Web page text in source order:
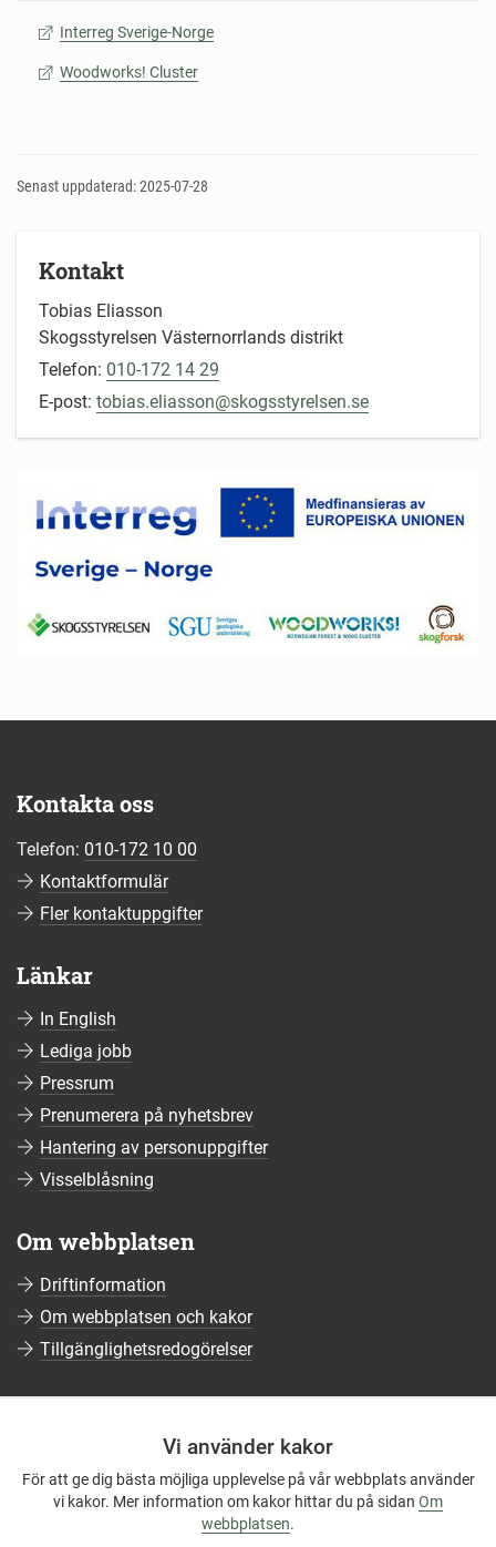
Vi använder kakor
För att ge dig bästa möjliga upplevelse på vår webbplats använder
vi kakor. Mer information om kakor hittar du på sidan Om
webbplatsen.
Interreg Sverige-Norge
Woodworks! Cluster
Senast uppdaterad: 2025-07-28
Kontakt
Tobias Eliasson
Skogsstyrelsen Västernorrlands distrikt
Telefon: 010-172 14 29
E-post: tobias.eliasson@skogsstyrelsen.se
Kontakta oss
Telefon: 010-172 10 00
Kontaktformulär
Fler kontaktuppgifter
Länkar
In English
Lediga jobb
Pressrum
Prenumerera på nyhetsbrev
Hantering av personuppgifter
Visselblåsning
Om webbplatsen
Driftinformation
Om webbplatsen och kakor
Tillgänglighetsredogörelser
Följ oss på Facebook
Följ oss på Instagram